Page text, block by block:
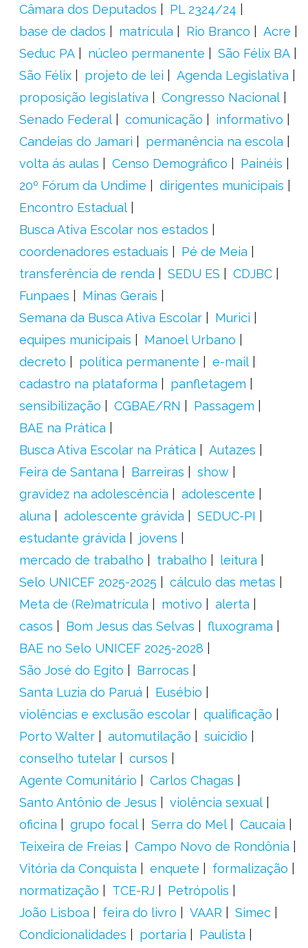
Câmara dos Deputados
PL 2324/24
base de dados
matrícula Rio Branco
Acre
Seduc PA
núcleo permanente
São Félix BA
São Félix
projeto de lei
Agenda Legislativa
proposição legislativa
Congresso Nacional
Senado Federal
comunicação
informativo
Candeias do Jamari
permanência na escola
volta ás aulas
Censo Demográfico
Painéis
20º Fórum da Undime
dirigentes municipais
Encontro Estadual
Busca Ativa Escolar nos estados
coordenadores estaduais
Pé de Meia
transferência de renda
SEDU ES
CDJBC
Funpaes
Minas Gerais
Semana da Busca Ativa Escolar
Murici
equipes municipais
Manoel Urbano
decreto
política permanente
e-mail
cadastro na plataforma
panfletagem
sensibilização
CGBAE/RN
Passagem
BAE na Prática
Busca Ativa Escolar na Prática
Autazes
Feira de Santana
Barreiras
show
gravidez na adolescência
adolescente
aluna
adolescente grávida
SEDUC-PI
estudante grávida
jovens
mercado de trabalho
trabalho
leitura
Selo UNICEF 2025-2025
cálculo das metas
Meta de (Re)matrícula
motivo
alerta
casos
Bom Jesus das Selvas
fluxograma
BAE no Selo UNICEF 2025-2028
São José do Egito
Barrocas
Santa Luzia do Paruá
Eusébio
violências e exclusão escolar
qualificação
Porto Walter
automutilação
suicídio
conselho tutelar
cursos
Agente Comunitário
Carlos Chagas
Santo Antônio de Jesus
violência sexual
oficina
grupo focal Serra do Mel
Caucaia
Teixeira de Freias
Campo Novo de Rondônia
Vitória da Conquista
enquete
formalização
normatização
TCE-RJ
Petrópolis
João Lisboa
feira do livro VAAR
Simec
Condicionalidades
portaria
Paulista